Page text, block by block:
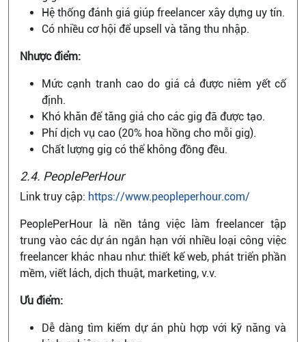
Hệ thống đánh giá giúp freelancer xây dựng uy tín.
Có nhiều cơ hội để upsell và tăng thu nhập.
Nhược điểm:
Mức cạnh tranh cao do giá cả được niêm yết cố
định.
Khó khăn để tăng giá cho các gig đã được tạo.
Phí dịch vụ cao (20% hoa hồng cho mỗi gig).
Chất lượng gig có thể không đồng đều.
2.4. PeoplePerHour
Link truy cập: https://www.peopleperhour.com/
PeoplePerHour là nền tảng việc làm freelancer tập
trung vào các dự án ngắn hạn với nhiều loại công việc
freelancer khác nhau như: thiết kế web, phát triển phần
mềm, viết lách, dịch thuật, marketing, v.v.
Ưu điểm:
Dễ dàng tìm kiếm dự án phù hợp với kỹ năng và